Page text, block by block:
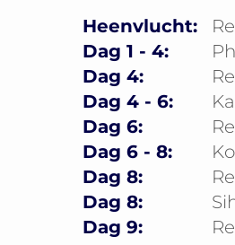
Heenvlucht:
Dag 1 - 4:
Dag 4:
Dag 4 - 6:
Dag 6:
Dag 6 - 8:
Dag 8:
Dag 8:
Dag 9: